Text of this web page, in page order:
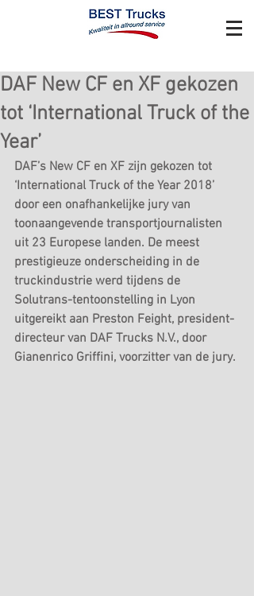
DAF New CF en XF gekozen
tot ‘International Truck of the
Year’
DAF’s New CF en XF zijn gekozen tot
‘International Truck of the Year 2018’
door een onafhankelijke jury van
toonaangevende transportjournalisten
uit 23 Europese landen. De meest
prestigieuze onderscheiding in de
truckindustrie werd tijdens de
Solutrans-tentoonstelling in Lyon
uitgereikt aan Preston Feight, president-
directeur van DAF Trucks N.V., door
Gianenrico Griffini, voorzitter van de jury.